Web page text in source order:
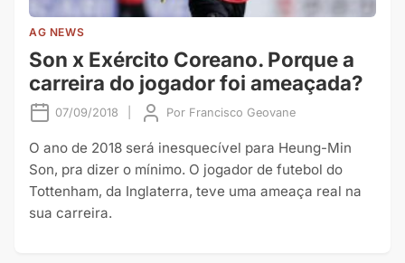
AG NEWS
Son x Exército Coreano. Porque a
carreira do jogador foi ameaçada?
07/09/2018 Por Francisco Geovane
O ano de 2018 será inesquecível para Heung-Min
Son, pra dizer o mínimo. O jogador de futebol do
Tottenham, da Inglaterra, teve uma ameaça real na
sua carreira.